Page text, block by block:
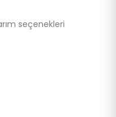
seçenekleri